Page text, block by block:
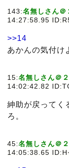
143:名無しさん＠
14:27:58.95
>>14
あかんの気付け
15:名無しさん＠
14:02:42.82
紳助が戻ってく
ろ。
45:名無しさん＠
14:05:38.65